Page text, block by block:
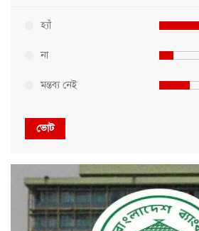
হ্যাঁ
না
মন্তব্য নেই
ভোট